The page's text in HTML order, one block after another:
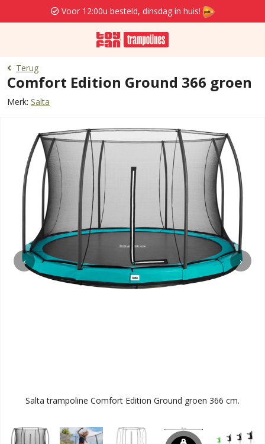
Voor 12:00u besteld, dinsdag in huis!
Terug
Comfort Edition Ground 366 groen
Merk: Salta
‹ ›
Salta trampoline Comfort Edition Ground groen 366 cm.